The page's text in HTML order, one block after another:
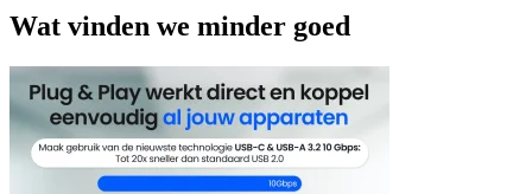
Wat vinden we minder goed